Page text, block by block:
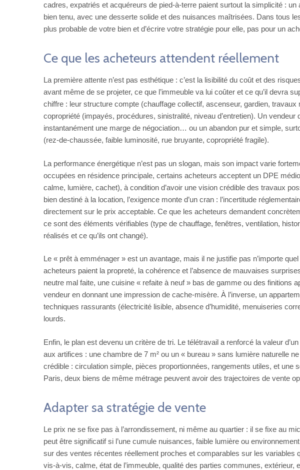
cadres, expatriés et acquéreurs de pied‑à‑terre paient surtout la simplicité :
bien tenu, avec une desserte solide et des nuisances maîtrisées. Dans tous
plus probable de votre bien et d’écrire votre stratégie pour elle, pas pour un
Ce que les acheteurs attendent réellement
La première attente n’est pas esthétique : c’est la lisibilité du coût et des
avant même de se projeter, ce que l’immeuble va lui coûter et ce qu’il devra
chiffre : leur structure compte (chauffage collectif, ascenseur, gardien,
copropriété (impayés, procédures, sinistralité, niveau d’entretien). Un
instantanément une marge de négociation… ou un abandon pur et simple,
(rez‑de‑chaussée, faible luminosité, rue bruyante, copropriété fragile).
La performance énergétique n’est pas un slogan, mais son impact varie
occupées en résidence principale, certains acheteurs acceptent un DPE
calme, lumière, cachet), à condition d’avoir une vision crédible des travaux
bien destiné à la location, l’exigence monte d’un cran : l’incertitude
directement sur le prix acceptable. Ce que les acheteurs demandent
ce sont des éléments vérifiables (type de chauffage, fenêtres, ventilation,
réalisés et ce qu’ils ont changé).
Le « prêt à emménager » est un avantage, mais il ne justifie pas n’importe
acheteurs paient la propreté, la cohérence et l’absence de mauvaises
neutre mal faite, une cuisine « refaite à neuf » bas de gamme ou des finitions
vendeur en donnant une impression de cache‑misère. À l’inverse, un
techniques rassurants (électricité lisible, absence d’humidité, menuiseries
lourds.
Enfin, le plan est devenu un critère de tri. Le télétravail a renforcé la valeur
aux artifices : une chambre de 7 m² ou un « bureau » sans lumière naturelle
crédible : circulation simple, pièces proportionnées, rangements utiles, et une
Paris, deux biens de même métrage peuvent avoir des trajectoires de vente
Adapter sa stratégie de vente
Le prix ne se fixe pas à l’arrondissement, ni même au quartier : il se fixe au
peut être significatif si l’une cumule nuisances, faible lumière ou
sur des ventes récentes réellement proches et comparables sur les variables
vis‑à‑vis, calme, état de l’immeuble, qualité des parties communes, extérieur,